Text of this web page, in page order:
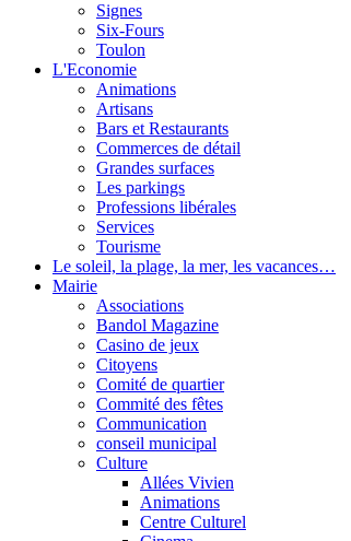
Signes
Six-Fours
Toulon
L'Economie
Animations
Artisans
Bars et Restaurants
Commerces de détail
Grandes surfaces
Les parkings
Professions libérales
Services
Tourisme
Le soleil, la plage, la mer, les vacances…
Mairie
Associations
Bandol Magazine
Casino de jeux
Citoyens
Comité de quartier
Commité des fêtes
Communication
conseil municipal
Culture
Allées Vivien
Animations
Centre Culturel